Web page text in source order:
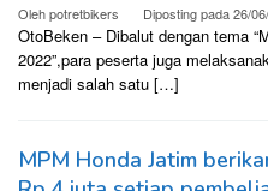
Olehpotretbikers Diposting pada26/
OtoBeken – Dibalut dengan tema
2022”,para peserta juga
menjadi salah satu […]
MPM Honda Jatim